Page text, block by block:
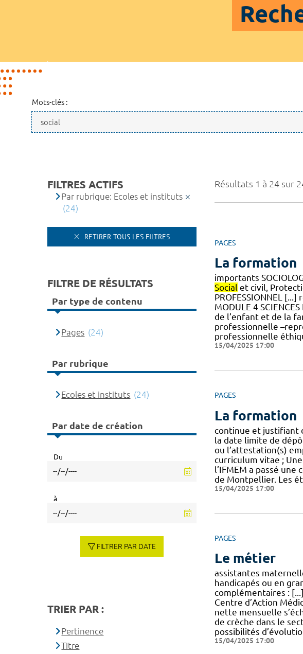
Mots-clés :
Résultats 1 à 24 sur
PAGES
La formation
importants
Social et civil,
PROFESSIONNEL
MODULE 4
de l’enfant et de la
professionnelle
professionnelle
15/04/2025 17:00
PAGES
La formation
continue et justifiant
la date limite de
ou l’attestation(s)
curriculum vitae ;
l’IFMEM a passé
de Montpellier. Les
15/04/2025 17:00
PAGES
Le métier
assistantes
handicapés ou en
complémentaires :
Centre d’Action
nette mensuelle
de crèche dans le
possibilités
15/04/2025 17:00
FILTRES ACTIFS
Par rubrique: Ecoles et instituts
(24)
RETIRER TOUS LES FILTRES
FILTRE DE RÉSULTATS
Par type de contenu
Pages (24)
Par rubrique
Ecoles et instituts (24)
Par date de création
Du
à
FILTRER PAR DATE
TRIER PAR :
Pertinence
Titre